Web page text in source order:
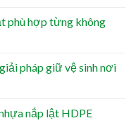
phù hợp từng không
pháp giữ vệ sinh nơi
nắp lật HDPE